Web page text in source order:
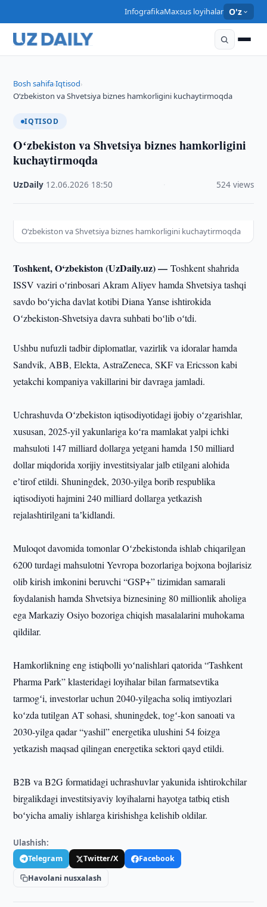
InfografikaMaxsus loyihalar O'z
Bosh sahifa›Iqtisod›
Oʻzbekiston va Shvetsiya biznes hamkorligini kuchaytirmoqda
IQTISOD
Oʻzbekiston va Shvetsiya biznes hamkorligini
kuchaytirmoqda
UzDaily 12.06.2026 18:50 524 views
Oʻzbekiston va Shvetsiya biznes hamkorligini kuchaytirmoqda
Toshkent, O‘zbekiston (UzDaily.uz) —Toshkent shahrida
ISSV vaziri oʻrinbosari Akram Aliyev hamda Shvetsiya tashqi
savdo boʻyicha davlat kotibi Diana Yanse ishtirokida
Oʻzbekiston-Shvetsiya davra suhbati boʻlib oʻtdi.
Ushbu nufuzli tadbir diplomatlar, vazirlik va idoralar hamda
Sandvik, ABB, Elekta, AstraZeneca, SKF va Ericsson kabi
yetakchi kompaniya vakillarini bir davraga jamladi.
Uchrashuvda Oʻzbekiston iqtisodiyotidagi ijobiy oʻzgarishlar,
xususan, 2025-yil yakunlariga koʻra mamlakat yalpi ichki
mahsuloti 147 milliard dollarga yetgani hamda 150 milliard
dollar miqdorida xorijiy investitsiyalar jalb etilgani alohida
eʼtirof etildi. Shuningdek, 2030-yilga borib respublika
iqtisodiyoti hajmini 240 milliard dollarga yetkazish
rejalashtirilgani taʼkidlandi.
Muloqot davomida tomonlar Oʻzbekistonda ishlab chiqarilgan
6200 turdagi mahsulotni Yevropa bozorlariga bojxona bojlarisiz
olib kirish imkonini beruvchi “GSP+” tizimidan samarali
foydalanish hamda Shvetsiya biznesining 80 millionlik aholiga
ega Markaziy Osiyo bozoriga chiqish masalalarini muhokama
qildilar.
Hamkorlikning eng istiqbolli yoʻnalishlari qatorida “Tashkent
Pharma Park” klasteridagi loyihalar bilan farmatsevtika
tarmogʻi, investorlar uchun 2040-yilgacha soliq imtiyozlari
koʻzda tutilgan AT sohasi, shuningdek, togʻ-kon sanoati va
2030-yilga qadar “yashil” energetika ulushini 54 foizga
yetkazish maqsad qilingan energetika sektori qayd etildi.
B2B va B2G formatidagi uchrashuvlar yakunida ishtirokchilar
birgalikdagi investitsiyaviy loyihalarni hayotga tatbiq etish
boʻyicha amaliy ishlarga kirishishga kelishib oldilar.
Ulashish:
Telegram Twitter/X
Facebook
Havolani nusxalash